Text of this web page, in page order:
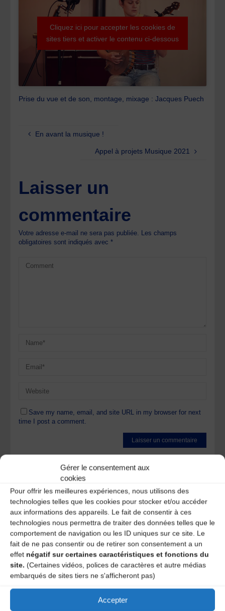
Gérer le consentement aux
cookies
Pour offrir les meilleures expériences, nous utilisons des
technologies telles que les cookies pour stocker et/ou accéder
aux informations des appareils. Le fait de consentir à ces
technologies nous permettra de traiter des données telles que le
comportement de navigation ou les ID uniques sur ce site. Le
fait de ne pas consentir ou de retirer son consentement a un
effet négatif sur certaines caractéristiques et fonctions du
site. (Certaines vidéos, polices de caractères et autre médias
embarqués de sites tiers ne s'afficheront pas)
Accepter
Cliquez ici pour accepter les cookies de
sites tiers et activer le contenu ci-dessous
Prise du vue et de son, montage, mixage : Jacques Puech
En avant la musique !
Appel à projets Musique 2021
Laisser un
commentaire
Votre adresse e-mail ne sera pas publiée. Les champs
obligatoires sont indiqués avec*
Save my name, email, and site URL in my browser for next
time I post a comment.
savoir plus sur la façon dont les données de vos
commentaires sont traitées